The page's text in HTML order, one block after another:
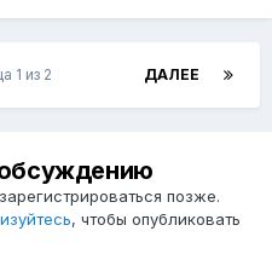
ДАЛЕЕ
1 из 2
позже.
, чтобы опубликовать